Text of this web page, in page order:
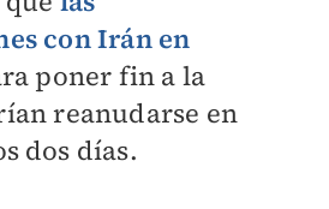
con Irán en
poner fin a la
reanudarse en
dos días.